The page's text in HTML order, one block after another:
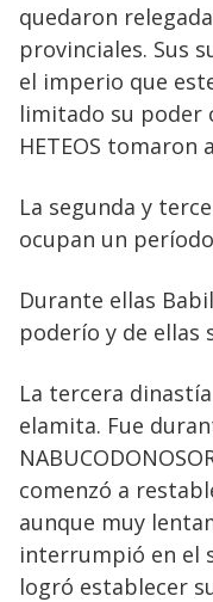
quedaron
provinciales. Sus
el imperio que
limitado su poder
HETEOS tomaron
La segunda y
ocupan un
Durante ellas
poderío y de ellas
La tercera
elamita. Fue
comenzó a
aunque muy
interrumpió en el
logró establecer